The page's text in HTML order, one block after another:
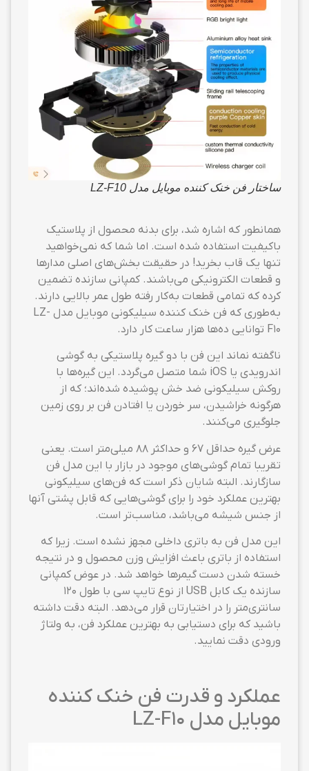
ساختار فن خنک کننده موبایل مدل LZ-F10
همانطور که اشاره شد، برای بدنه محصول از پلاستیک
باکیفیت استفاده شده است. اما شما که نمی‌خواهید
تنها یک قاب بخرید! در حقیقت بخش‌های اصلی مدارها
و قطعات الکترونیکی می‌باشند. کمپانی سازنده تضمین
کرده که تمامی قطعات به‌کار رفته طول عمر بالایی دارند.
به‌طوری که فن خنک کننده سیلیکونی موبایل مدل LZ-
F10 توانایی ده‌ها هزار ساعت کار دارد.
ناگفته نماند این فن با دو گیره پلاستیکی به گوشی
اندرویدی یا iOS شما متصل می‌گردد. این گیره‌ها با
روکش سیلیکونی ضد خش پوشیده شده‌اند؛ که از
هرگونه خراشیدن، سر خوردن یا افتادن فن بر روی زمین
جلوگیری می‌کنند.
عرض گیره حداقل ۶۷ و حداکثر ۸۸ میلی‌متر است. یعنی
تقریبا تمام گوشی‌های موجود در بازار با این مدل فن
سازگارند. البته شایان ذکر است که فن‌های سیلیکونی
بهترین عملکرد خود را برای گوشی‌هایی که قابل پشتی آنها
از جنس شیشه می‌باشد، مناسب‌تر است.
این مدل فن به باتری داخلی مجهز نشده است. زیرا که
استفاده از باتری باعث افزایش وزن محصول و در نتیجه
خسته شدن دست گیمرها خواهد شد. در عوض کمپانی
سازنده یک کابل USB از نوع تایپ سی با طول ۱۲۰
سانتری‌متر را در اختیارتان قرار می‌دهد. البته دقت داشته
باشید که برای دستیابی به بهترین عملکرد فن، به ولتاژ
ورودی دقت نمایید.
عملکرد و قدرت فن خنک کننده
موبایل مدل LZ-F10